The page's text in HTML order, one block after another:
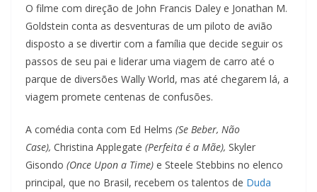
O filme com direção de John Francis Daley e Jonathan M.
Goldstein conta as desventuras de um piloto de avião
disposto a se divertir com a família que decide seguir os
passos de seu pai e liderar uma viagem de carro até o
parque de diversões Wally World, mas até chegarem lá, a
viagem promete centenas de confusões.
A comédia conta com Ed Helms (Se Beber, Não
Case), Christina Applegate (Perfeita é a Mãe), Skyler
Gisondo (Once Upon a Time) e Steele Stebbins no elenco
principal, que no Brasil, recebem os talentos de Duda